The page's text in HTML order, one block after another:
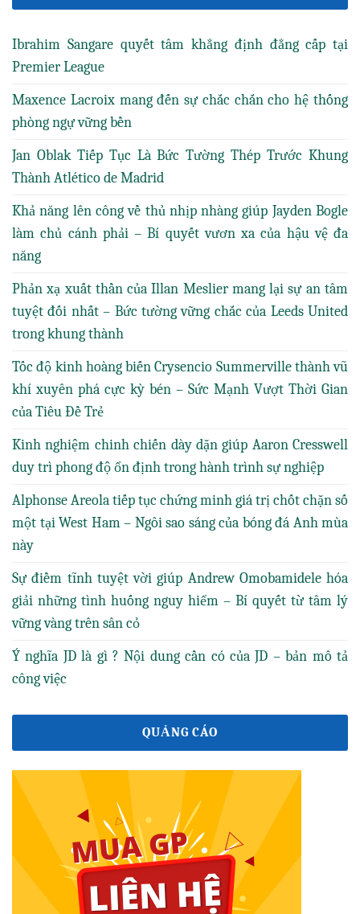
Ibrahim Sangare quyết tâm khẳng định đẳng cấp tại
Premier League
Maxence Lacroix mang đến sự chắc chắn cho hệ thống
phòng ngự vững bền
Jan Oblak Tiếp Tục Là Bức Tường Thép Trước Khung
Thành Atlético de Madrid
Khả năng lên công về thủ nhịp nhàng giúp Jayden Bogle
làm chủ cánh phải – Bí quyết vươn xa của hậu vệ đa
năng
Phản xạ xuất thần của Illan Meslier mang lại sự an tâm
tuyệt đối nhất – Bức tường vững chắc của Leeds United
trong khung thành
Tốc độ kinh hoàng biến Crysencio Summerville thành vũ
khí xuyên phá cực kỳ bén – Sức Mạnh Vượt Thời Gian
của Tiêu Đề Trẻ
Kinh nghiệm chinh chiến dày dặn giúp Aaron Cresswell
duy trì phong độ ổn định trong hành trình sự nghiệp
Alphonse Areola tiếp tục chứng minh giá trị chốt chặn số
một tại West Ham – Ngôi sao sáng của bóng đá Anh mùa
này
Sự điềm tĩnh tuyệt vời giúp Andrew Omobamidele hóa
giải những tình huống nguy hiểm – Bí quyết từ tâm lý
vững vàng trên sân cỏ
Ý nghĩa JD là gì ? Nội dung cần có của JD – bản mô tả
công việc
QUẢNG CÁO